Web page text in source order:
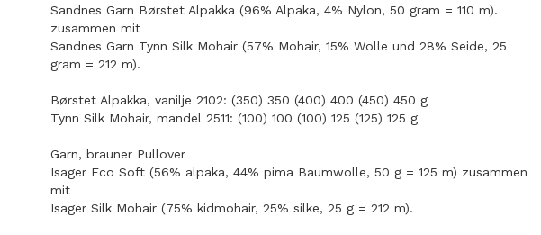
Sandnes Garn Børstet Alpakka (96% Alpaka, 4% Nylon, 50 gram = 110 m).
zusammen mit
Sandnes Garn Tynn Silk Mohair (57% Mohair, 15% Wolle und 28% Seide, 25
gram = 212 m).
Børstet Alpakka, vanilje 2102: (350) 350 (400) 400 (450) 450 g
Tynn Silk Mohair, mandel 2511: (100) 100 (100) 125 (125) 125 g
Garn, brauner Pullover
Isager Eco Soft (56% alpaka, 44% pima Baumwolle, 50 g = 125 m) zusammen
mit
Isager Silk Mohair (75% kidmohair, 25% silke, 25 g = 212 m).